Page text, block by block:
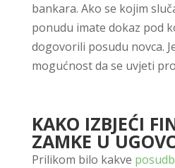
bankara. Ako se kojim
ponudu imate dokaz pod
dogovorili posudu novca.
mogućnost da se uvjeti
KAKO IZBJEĆI
ZAMKE U
Prilikom bilo kakve